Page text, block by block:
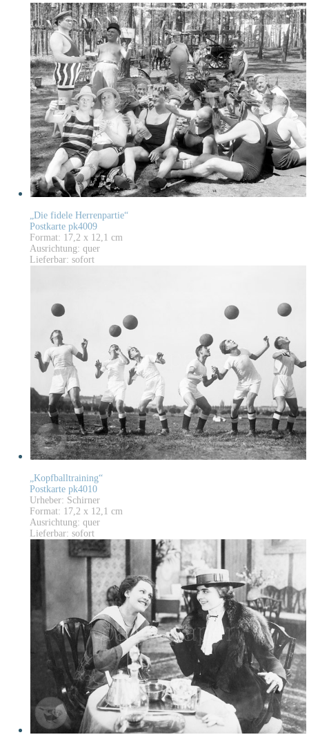
„Die fidele Herrenpartie“
Postkarte pk4009
Format: 17,2 x 12,1 cm
Ausrichtung: quer
Lieferbar: sofort
„Kopfballtraining“
Postkarte pk4010
Urheber: Schirner
Format: 17,2 x 12,1 cm
Ausrichtung: quer
Lieferbar: sofort